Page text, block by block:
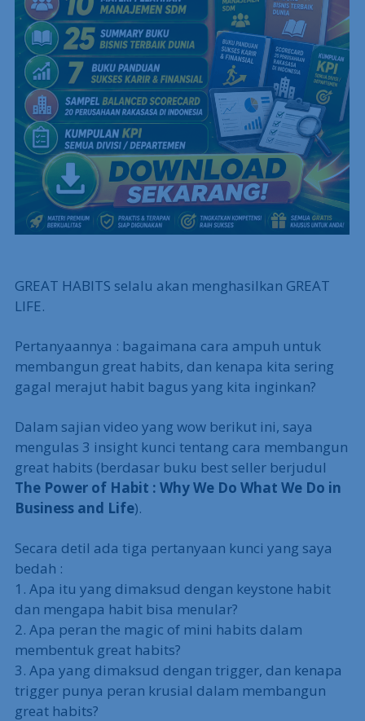
GREAT HABITS selalu akan menghasilkan GREAT
LIFE.
Pertanyaannya : bagaimana cara ampuh untuk
membangun great habits, dan kenapa kita sering
gagal merajut habit bagus yang kita inginkan?
Dalam sajian video yang wow berikut ini, saya
mengulas 3 insight kunci tentang cara membangun
great habits (berdasar buku best seller berjudul
The Power of Habit : Why We Do What We Do in
Business and Life).
Secara detil ada tiga pertanyaan kunci yang saya
bedah :
1. Apa itu yang dimaksud dengan keystone habit
dan mengapa habit bisa menular?
2. Apa peran the magic of mini habits dalam
membentuk great habits?
3. Apa yang dimaksud dengan trigger, dan kenapa
trigger punya peran krusial dalam membangun
great habits?